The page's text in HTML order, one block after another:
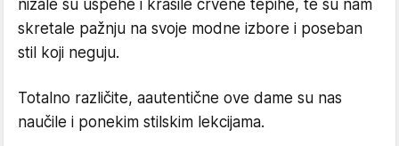
nizale su uspehe i krasile crvene tepihe, te su nam
skretale pažnju na svoje modne izbore i poseban
stil koji neguju.
Totalno različite, aautentične ove dame su nas
naučile i ponekim stilskim lekcijama.